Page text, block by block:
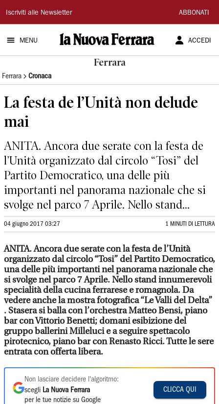
La
Nuova
Ferrara
Iscriviti alle Newsletter ABBONATI
MENU ACCEDI
Ferrara
Ferrara Cronaca
La festa de l’Unità non delude
mai
ANITA. Ancora due serate con la festa de
l’Unità organizzato dal circolo “Tosi” del
Partito Democratico, una delle più
importanti nel panorama nazionale che si
svolge nel parco 7 Aprile. Nello stand...
04 giugno 2017 03:27 1 MINUTI DI LETTURA
ANITA. Ancora due serate con la festa de l’Unità
organizzato dal circolo “Tosi” del Partito Democratico,
una delle più importanti nel panorama nazionale che
si svolge nel parco 7 Aprile. Nello stand innumerevoli
specialità della cucina ferrarese e romagnola. Da
vedere anche la mostra fotografica “Le Valli del Delta”
. Stasera si balla con l’orchestra Matteo Bensi, piano
bar con Vittorio Benetti; domani esibizione del
gruppo ballerini Milleluci e a seguire spettacolo
pirotecnico, piano bar con Renasto Ricci. Tutte le sere
entrata con offerta libera.
Non lasciare decidere l'algoritmo:
scegli La Nuova Ferrara
per le tue notizie su Google
CLICCA QUI